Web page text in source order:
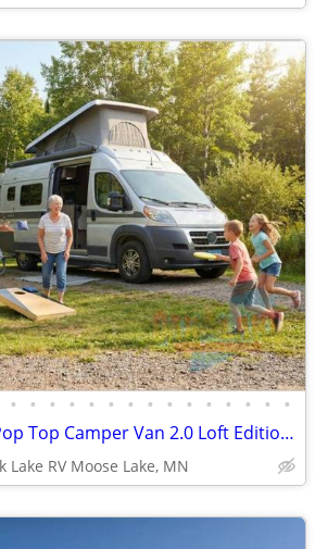
• • • • • • • • • • • • • • •
2019 Hymer Aktiv Pop Top Camper Van 2.0 Loft Edition Class B
Lake RV Moose Lake, MN